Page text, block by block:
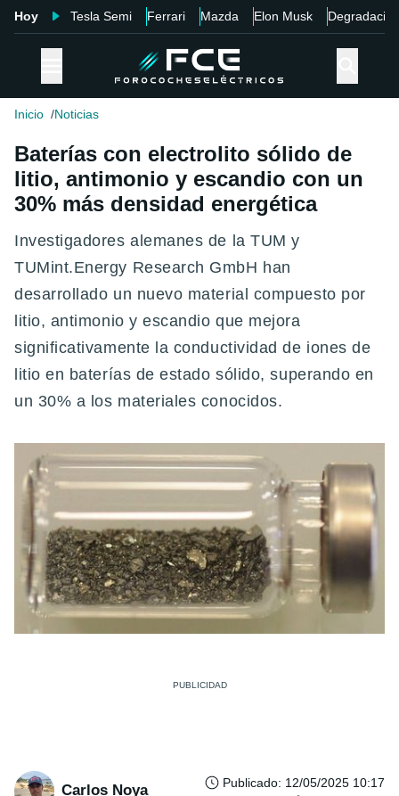
Hoy Tesla Semi Ferrari Mazda Elon Musk Degradación
Inicio Noticias
Baterías con electrolito sólido de
litio, antimonio y escandio con un
30% más densidad energética
Investigadores alemanes de la TUM y
TUMint.Energy Research GmbH han
desarrollado un nuevo material compuesto por
litio, antimonio y escandio que mejora
significativamente la conductividad de iones de
litio en baterías de estado sólido, superando en
un 30% a los materiales conocidos.
Carlos Noya Publicado: 12/05/2025 10:17